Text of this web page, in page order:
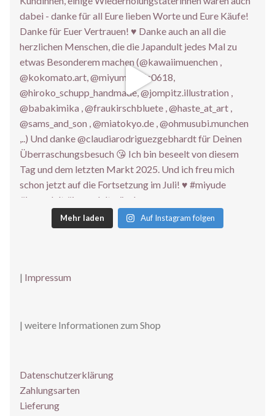
Mehr laden Auf Instagram folgen
| Impressum
| weitere Informationen zum Shop
Datenschutzerklärung
Zahlungsarten
Lieferung